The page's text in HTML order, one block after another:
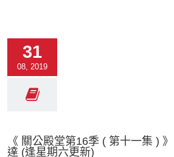
31
08, 2019
《 關公殿堂第16季 ( 第十一集 )
達 (逢星期六更新)